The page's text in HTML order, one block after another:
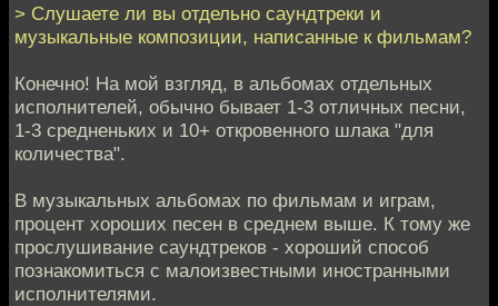
> Слушаете ли вы отдельно саундтреки и
музыкальные композиции, написанные к фильмам?
Конечно! На мой взгляд, в альбомах отдельных
исполнителей, обычно бывает 1-3 отличных песни,
1-3 средненьких и 10+ откровенного шлака "для
количества".
В музыкальных альбомах по фильмам и играм,
процент хороших песен в среднем выше. К тому же
прослушивание саундтреков - хороший способ
познакомиться с малоизвестными иностранными
исполнителями.